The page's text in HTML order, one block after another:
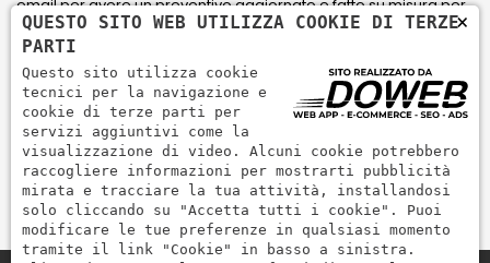
email per avere un preventivo aggiornato e fatto su misura per
il cliente.
5) Paga con Carta di credito Visa, Visa Electron, Maestro,
Mastercard tramite il circuito PayPal. PayPal serve per pagare,
inviare denaro e accettare pagamenti in modo rapido,
semplice e sicuro.
×
QUESTO SITO WEB UTILIZZA COOKIE DI TERZE
PARTI
Questo sito utilizza cookie
tecnici per la navigazione e
cookie di terze parti per
servizi aggiuntivi come la
visualizzazione di video. Alcuni cookie potrebbero
raccogliere informazioni per mostrarti pubblicità
mirata e tracciare la tua attività, installandosi
solo cliccando su "Accetta tutti i cookie". Puoi
modificare le tue preferenze in qualsiasi momento
tramite il link "Cookie" in basso a sinistra.